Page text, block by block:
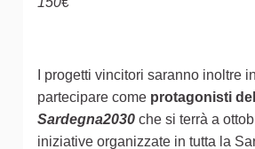
I progetti vincitori saranno inoltre
partecipare come protagonisti del
Sardegna2030 che si terrà a
iniziative organizzate in tutta la